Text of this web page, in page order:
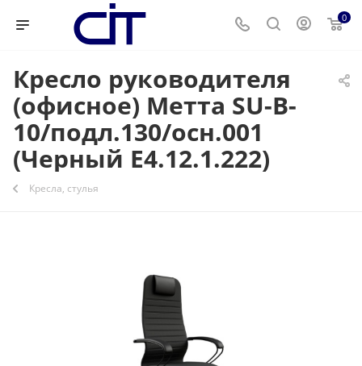
0
Кресло руководителя
(офисное) Метта SU-B-
10/подл.130/осн.001
(Черный E4.12.1.222)
Кресла, стулья